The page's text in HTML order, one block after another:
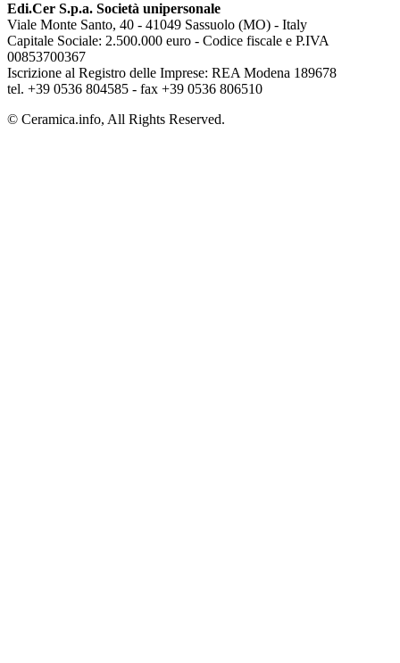
Edi.Cer S.p.a. Società unipersonale
Viale Monte Santo, 40 - 41049 Sassuolo (MO) - Italy
Capitale Sociale: 2.500.000 euro - Codice fiscale e P.IVA
00853700367
Iscrizione al Registro delle Imprese: REA Modena 189678
tel. +39 0536 804585 - fax +39 0536 806510
© Ceramica.info, All Rights Reserved.